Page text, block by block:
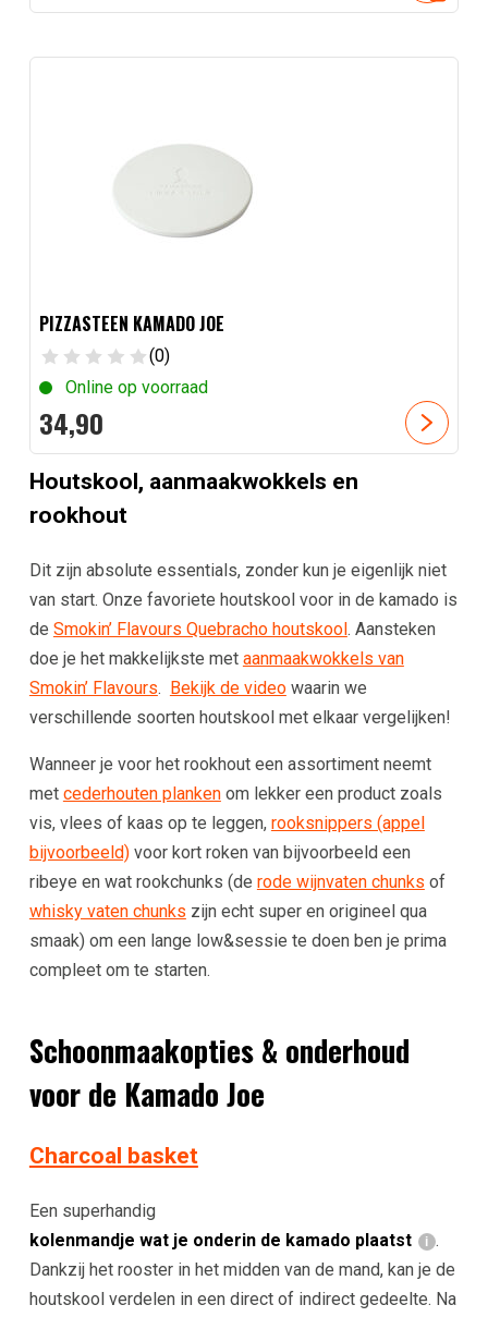
PIZZASTEEN KAMADO JOE
(0)
Online op voorraad
34,90
Houtskool, aanmaakwokkels en
rookhout
Dit zijn absolute essentials, zonder kun je eigenlijk niet
van start. Onze favoriete houtskool voor in de kamado is
de Smokin’ Flavours Quebracho houtskool. Aansteken
doe je het makkelijkste met aanmaakwokkels van
Smokin’ Flavours. Bekijk de videowaarin we
verschillende soorten houtskool met elkaar vergelijken!
Wanneer je voor het rookhout een assortiment neemt
met cederhouten plankenom lekker een product zoals
vis, vlees of kaas op te leggen, rooksnippers (appel
bijvoorbeeld)voor kort roken van bijvoorbeeld een
ribeye en wat rookchunks (de rode wijnvaten chunks of
whisky vaten chunks zijn echt super en origineel qua
smaak) om een lange low&sessie te doen ben je prima
compleet om te starten.
Schoonmaakopties & onderhoud
voor de Kamado Joe
Charcoal basket
Een superhandig
kolenmandje wat je onderin de kamado plaatst
.
Dankzij het rooster in het midden van de mand, kan je de
houtskool verdelen in een direct of indirect gedeelte. Na